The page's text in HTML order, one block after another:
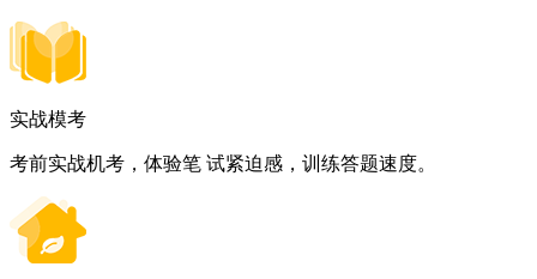
实战模考
考前实战机考，体验笔 试紧迫感，训练答题速度。